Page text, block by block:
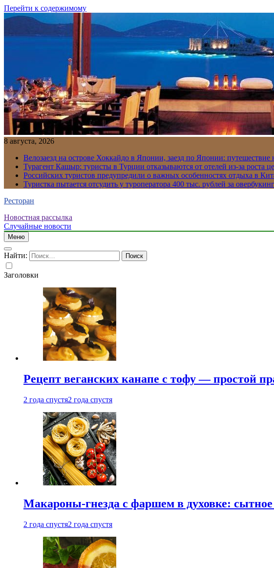
Перейти к содержимому
8 августа, 2026
Велозаезд на острове Хоккайдо в Японии, заезд по Японии: путешествие
Турагент Кашыр: туристы в Турции отказываются от отелей из-за роста
Российских туристов предупредили о важных особенностях отдыха в
Туристка пытается отсудить у туроператора 400 тыс. рублей за
Ресторан
Новостная рассылка
Случайные новости
Меню
Найти:
Заголовки
Рецепт веганских канапе с тофу — простой
2 года спустя2 года спустя
Макароны-гнезда с фаршем в духовке:
2 года спустя2 года спустя